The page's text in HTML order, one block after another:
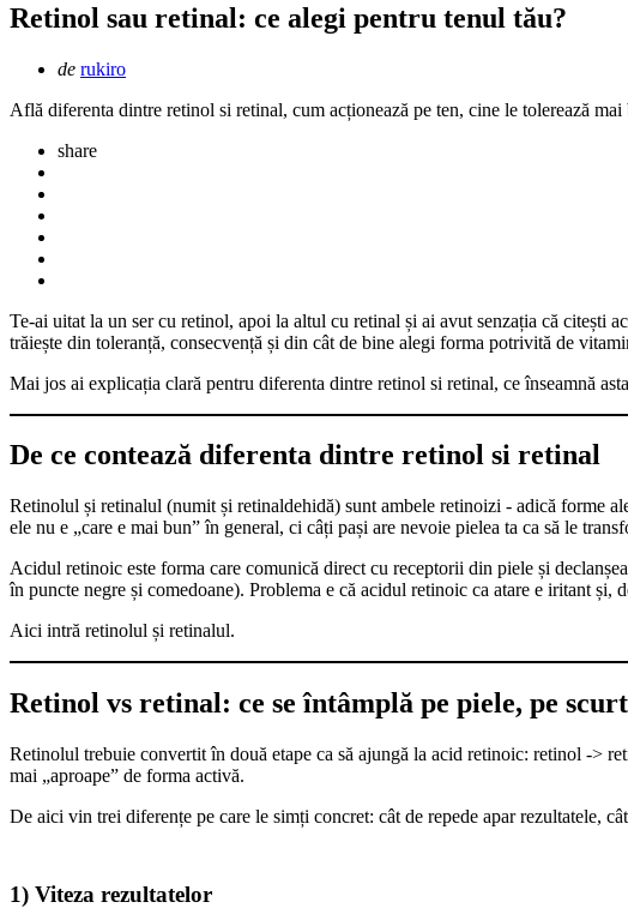
Retinol sau retinal: ce alegi pentru tenul tău?
Scris
de rukiro
Află diferenta dintre retinol si retinal, cum acționează pe ten, cine le tolerează
share
Te-ai uitat la un ser cu retinol, apoi la altul cu retinal și ai avut senzația că citești
trăiește din toleranță, consecvență și din cât de bine alegi forma potrivită de
Mai jos ai explicația clară pentru diferenta dintre retinol si retinal, ce înseamnă
De ce contează diferenta dintre retinol si retinal
Retinolul și retinalul (numit și retinaldehidă) sunt ambele retinoizi - adică forme
ele nu e „care e mai bun” în general, ci câți pași are nevoie pielea ta ca să le
Acidul retinoic este forma care comunică direct cu receptorii din piele și
în puncte negre și comedoane). Problema e că acidul retinoic ca atare e iritant
Aici intră retinolul și retinalul.
Retinol vs retinal: ce se întâmplă pe piele, pe scurt
Retinolul trebuie convertit în două etape ca să ajungă la acid retinoic: retinol ->
mai „aproape” de forma activă.
De aici vin trei diferențe pe care le simți concret: cât de repede apar rezultatele,
1) Viteza rezultatelor